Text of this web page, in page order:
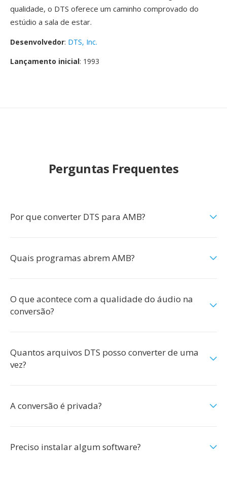
qualidade, o DTS oferece um caminho comprovado do
estúdio a sala de estar.
Desenvolvedor: DTS, Inc.
Lançamento inicial: 1993
Perguntas Frequentes
Por que converter DTS para AMB?
Quais programas abrem AMB?
O que acontece com a qualidade do áudio na
conversão?
Quantos arquivos DTS posso converter de uma
vez?
A conversão é privada?
Preciso instalar algum software?